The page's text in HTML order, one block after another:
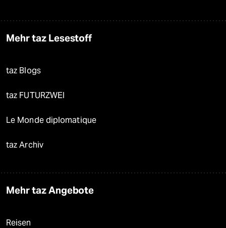
Mehr taz Lesestoff
taz Blogs
taz FUTURZWEI
Le Monde diplomatique
taz Archiv
Mehr taz Angebote
Reisen